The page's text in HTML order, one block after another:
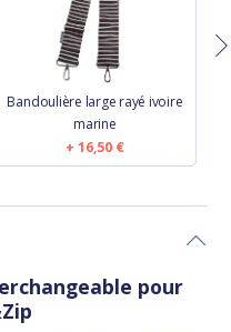
Bandoulière large rayé ivoire
marine
16,50 €
pour